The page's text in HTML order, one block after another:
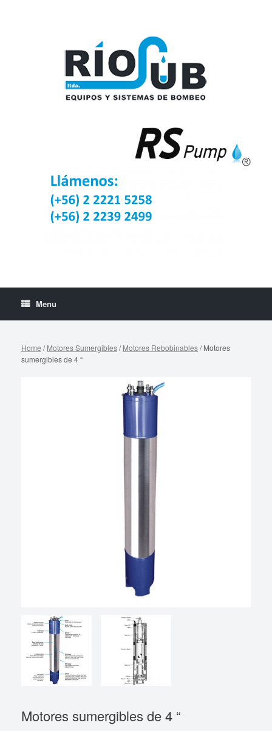
Menu
Home /Motores Sumergibles/Motores Rebobinables/ Motores
sumergibles de 4 “
Motores sumergibles de 4 “